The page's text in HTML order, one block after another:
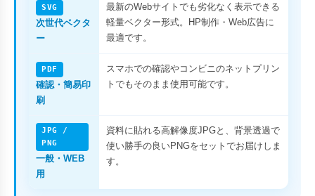
SVG
次世代ベクタ
ー
最新のWebサイトでも劣化なく表示できる
軽量ベクター形式。HP制作・Web広告に
最適です。
PDF
確認・簡易印
刷
スマホでの確認やコンビニのネットプリン
トでもそのまま使用可能です。
JPG /
PNG
一般・WEB
用
資料に貼れる高解像度JPGと、背景透過で
使い勝手の良いPNGをセットでお届けしま
す。